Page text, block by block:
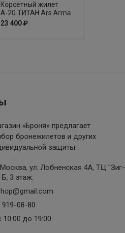
Корсетный жилет
А-20 ТИТАН Ars Arma
23 400 ₽
«Броня» предлагает
бронежилетов и других
защиты.
ул. Лобненская 4А, ТЦ "Зиг-
Б, 3 этаж.
919-08-80
10:00 до 19:00